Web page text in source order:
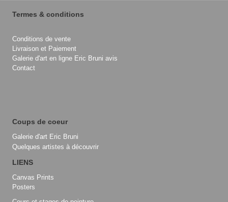
Termes & conditions
Conditions de vente
Livraison et Paiement
Galerie d'art en ligne Eric Bruni avis
Contact
Coups de coeur
Galerie d'art Eric Bruni
Quelques artistes à découvrir
LIENS
Canvas Prints
Posters